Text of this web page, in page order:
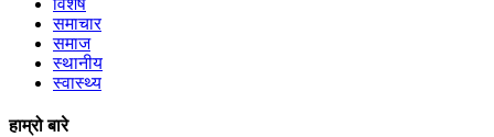
समाचार
समाज
स्थानीय
स्वास्थ्य
हाम्रो बारे